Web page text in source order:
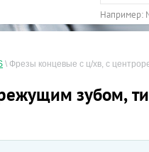
\ Фрезы концевые с ц/хв, с
зубом,